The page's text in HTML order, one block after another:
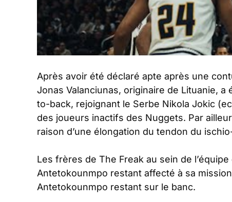
Après avoir été déclaré apte après une
Jonas Valanciunas, originaire de Lituanie,
to-back, rejoignant le Serbe Nikola Jokic
des joueurs inactifs des Nuggets. Par
raison d’une élongation du tendon du
Les frères de The Freak au sein de
Antetokounmpo restant affecté à sa
Antetokounmpo restant sur le banc.